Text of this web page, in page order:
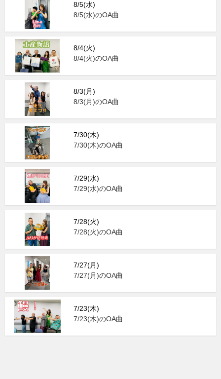
8/5(水)
8/5(水)のOA曲
8/4(火)
8/4(火)のOA曲
8/3(月)
8/3(月)のOA曲
7/30(木)
7/30(木)のOA曲
7/29(水)
7/29(水)のOA曲
7/28(火)
7/28(火)のOA曲
7/27(月)
7/27(月)のOA曲
7/23(木)
7/23(木)のOA曲